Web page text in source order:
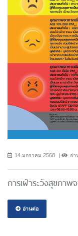
14 มกราคม 2568 อ่า
การเฝ้าระวังสุขภา
อ่านต่อ